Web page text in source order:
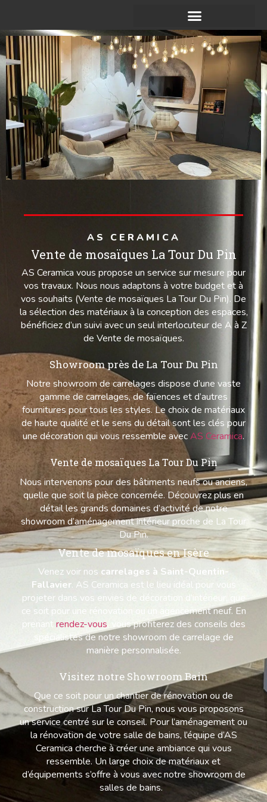
AS CERAMICA
Vente de mosaïques La Tour Du Pin
AS Ceramica vous propose un service sur mesure pour
vos travaux. Nous nous adaptons à votre budget et à
vos souhaits (Vente de mosaïques La Tour Du Pin). De
la sélection des matériaux à la conception des espaces,
bénéficiez d’un suivi avec un seul interlocuteur de A à Z
de Vente de mosaïques.
Showroom près de La Tour Du Pin
Notre showroom de carrelages dispose d’une vaste
gamme de carrelages, de faïences et d’autres
fournitures pour tous les styles. Le choix de matériaux
de haute qualité et le sens du détail sont les clés pour
une décoration qui vous ressemble avecAS Ceramica.
Vente de mosaïques La Tour Du Pin
Nous intervenons pour des bâtiments neufs ou anciens,
quelle que soit la pièce concernée. Découvrez plus en
détail les grands domaines d’activité de notre
showroom d’aménagement intérieur proche de La Tour
Du Pin.
Vente de mosaïques en Isère
Venez voir nos carrelages à Saint-Quentin-
Fallavier. AS Ceramica est le lieu idéal pour vous
projeter dans vos envies de décoration d’intérieur, que
ce soit pour une rénovation ou un agencement neuf. En
prenant rendez-vous , vous profiterez des conseils des
spécialistes de notre showroom de carrelage de
manière personnalisée.
Visitez notre Showroom Bain
Que ce soit pour un chantier de rénovation ou de
construction sur La Tour Du Pin, nous vous proposons
un service centré sur le conseil. Pour l’aménagement ou
la rénovation de votre salle de bains, l’équipe d’AS
Ceramica cherche à créer une ambiance qui vous
ressemble. Un large choix de matériaux et
d’équipements s’offre à vous avec notre showroom de
salles de bains.